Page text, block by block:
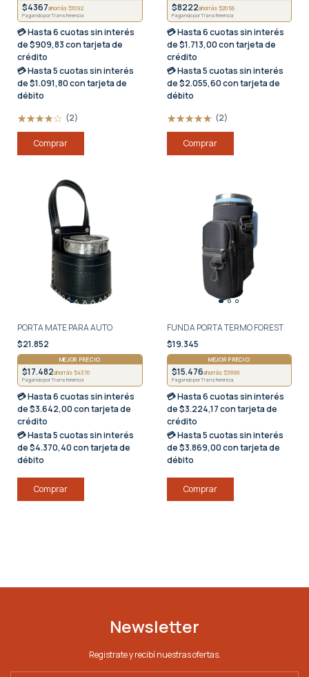
$4367ahorrás $1092
Pagando por Transferencia
💳 Hasta6 cuotas sin interés
de $909,83 con tarjeta de
crédito
💳 Hasta5 cuotas sin interés
de $1.091,80 con tarjeta de
débito
(2)
Comprar
$8222ahorrás $2056
Pagando por Transferencia
💳 Hasta6 cuotas sin interés
de $1.713,00 con tarjeta de
crédito
💳 Hasta5 cuotas sin interés
de $2.055,60 con tarjeta de
débito
(2)
Comprar
PORTA MATE PARA AUTO
$21.852
MEJOR PRECIO
$17.482ahorrás $4370
Pagando por Transferencia
💳 Hasta6 cuotas sin interés
de $3.642,00 con tarjeta de
crédito
💳 Hasta5 cuotas sin interés
de $4.370,40 con tarjeta de
débito
FUNDA PORTA TERMO FOREST
$19.345
MEJOR PRECIO
$15.476ahorrás $3869
Pagando por Transferencia
💳 Hasta6 cuotas sin interés
de $3.224,17 con tarjeta de
crédito
💳 Hasta5 cuotas sin interés
de $3.869,00 con tarjeta de
débito
Newsletter
Registrate y recibí nuestras ofertas.